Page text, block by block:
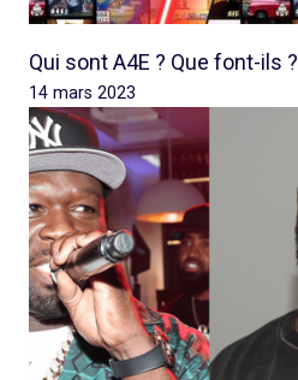
Qui sont A4E ? Que font-ils ?
14 mars 2023